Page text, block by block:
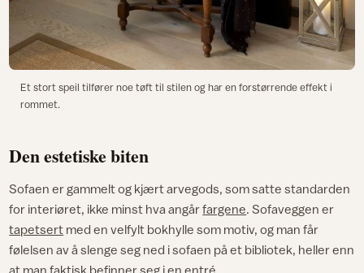
Et stort speil tilfører noe tøft til stilen og har en forstørrende effekt i
rommet.
Den estetiske biten
Sofaen er gammelt og kjært arvegods, som satte standarden
for interiøret, ikke minst hva angårfargene. Sofaveggen er
tapetsert med en velfylt bokhylle som motiv, og man får
følelsen av å slenge seg ned i sofaen på et bibliotek, heller enn
at man faktisk befinner seg i en entré.